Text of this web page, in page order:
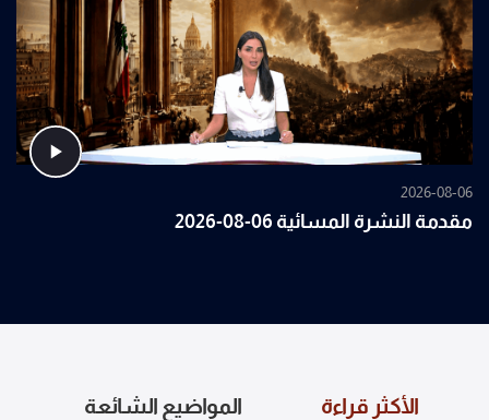
2026-08-06
مقدمة النشرة المسائية 06-08-2026
الأكثر قراءة المواضيع الشائعة